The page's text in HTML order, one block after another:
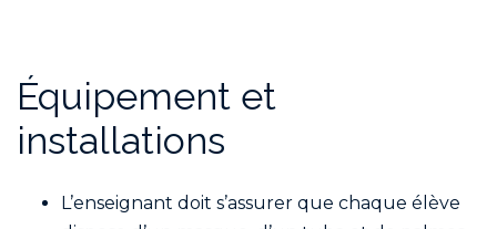
Équipement et
installations
L’enseignant doit s’assurer que chaque élève